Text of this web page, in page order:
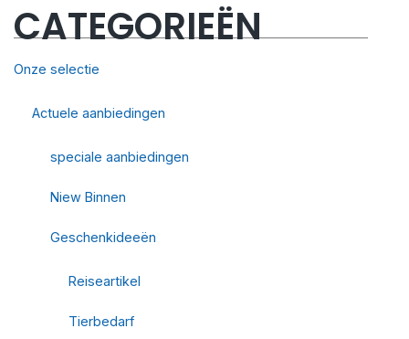
CATEGORIEËN
Onze selectie
Actuele aanbiedingen
speciale aanbiedingen
Niew Binnen
Geschenkideeën
Reiseartikel
Tierbedarf